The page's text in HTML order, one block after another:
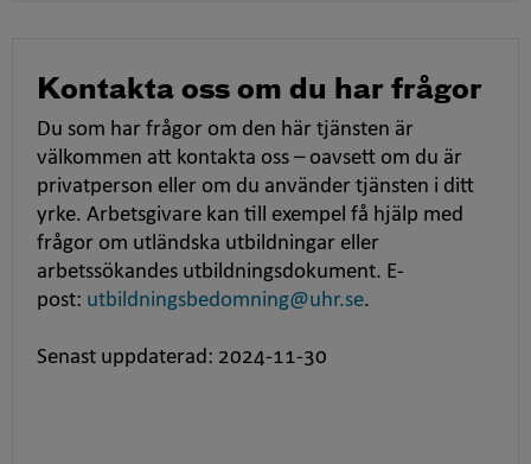
Kontakta oss om du har frågor
Du som har frågor om den här tjänsten är
välkommen att kontakta oss – oavsett om du är
privatperson eller om du använder tjänsten i ditt
yrke. Arbetsgivare kan till exempel få hjälp med
frågor om utländska utbildningar eller
arbetssökandes utbildningsdokument. E-
post: utbildningsbedomning@uhr.se.
Senast uppdaterad: 2024-11-30